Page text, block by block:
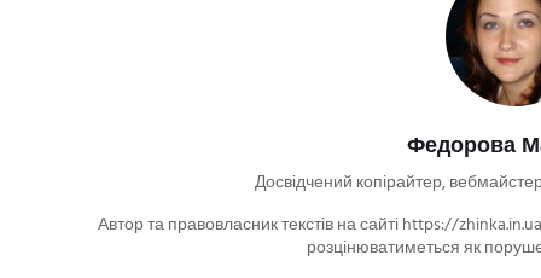
Федорова
Досвідчений копірайтер,
Автор та правовласник текстів на сайті https://
розцінюватиметься як